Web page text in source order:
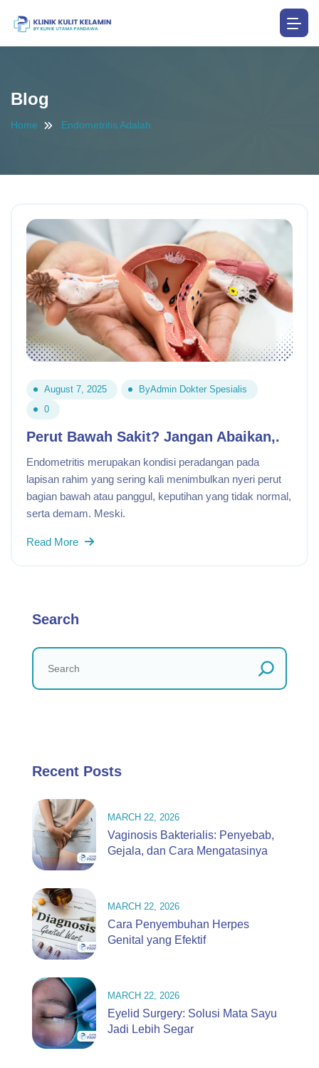
Blog
Home Endometritis Adalah
August 7, 2025 ByAdmin Dokter Spesialis
0
Perut Bawah Sakit? Jangan Abaikan,.
Endometritis merupakan kondisi peradangan pada
lapisan rahim yang sering kali menimbulkan nyeri perut
bagian bawah atau panggul, keputihan yang tidak normal,
serta demam. Meski.
Read More
Search
Recent Posts
MARCH 22, 2026
Vaginosis Bakterialis: Penyebab,
Gejala, dan Cara Mengatasinya
MARCH 22, 2026
Cara Penyembuhan Herpes
Genital yang Efektif
MARCH 22, 2026
Eyelid Surgery: Solusi Mata Sayu
Jadi Lebih Segar